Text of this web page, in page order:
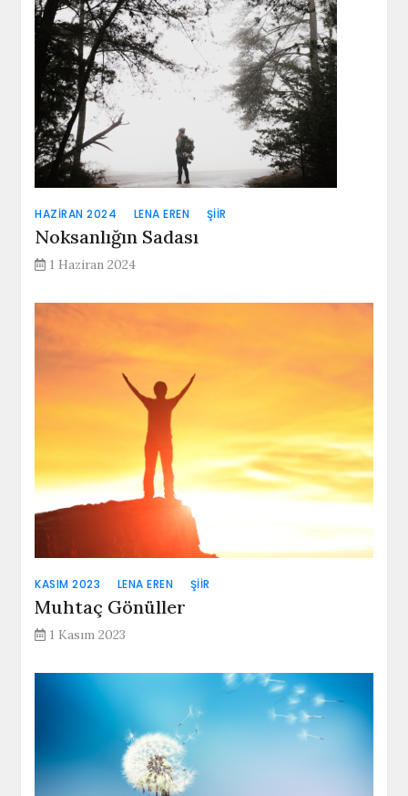
HAZIRAN 2024 LENA EREN ŞIIR
Noksanlığın Sadası
1 Haziran 2024
KASIM 2023 LENA EREN ŞIIR
Muhtaç Gönüller
1 Kasım 2023